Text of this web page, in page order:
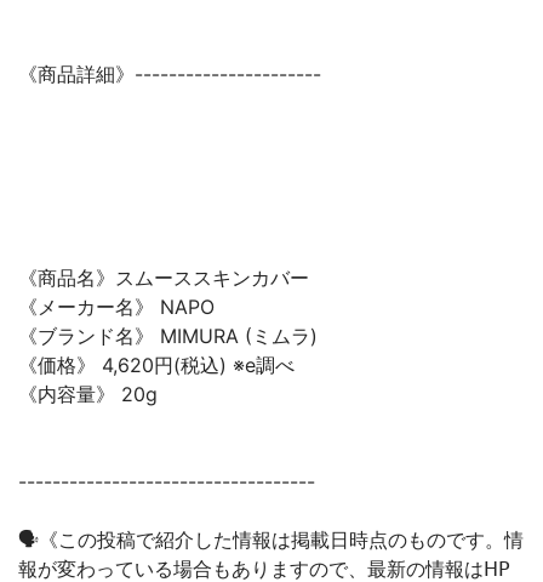
《商品詳細》----------------------
《商品名》スムーススキンカバー
《メーカー名》 NAPO
《ブランド名》 MIMURA (ミムラ)
《価格》 4,620円(税込) ※e調べ
《内容量》 20g
-----------------------------------
🗣《この投稿で紹介した情報は掲載日時点のものです。情
報が変わっている場合もありますので、最新の情報は𝖧𝖯